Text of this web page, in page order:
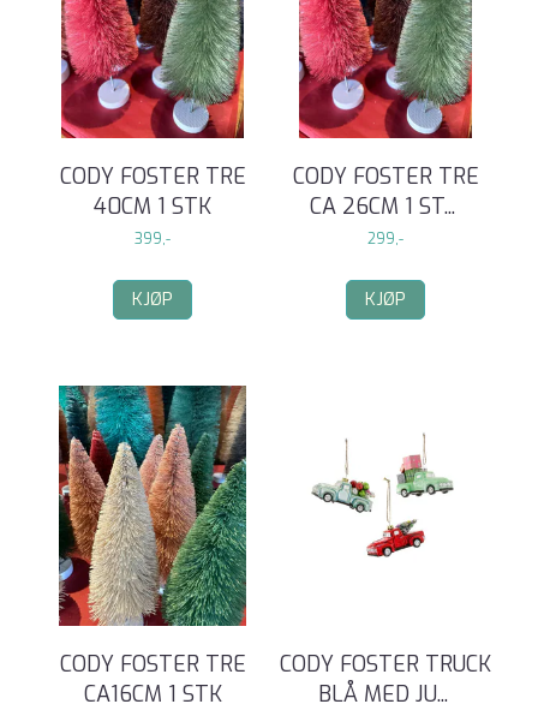
CODY FOSTER TRE
40CM 1 STK
399,-
KJØP
CODY FOSTER TRE
CA 26CM 1 ST...
299,-
KJØP
CODY FOSTER TRE
CA16CM 1 STK
CODY FOSTER TRUCK
BLÅ MED JU...